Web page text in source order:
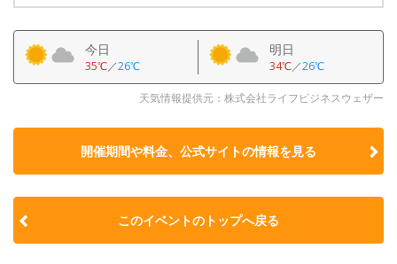
今日
35℃／26℃
明日
34℃／26℃
天気情報提供元：株式会社ライフビジネスウェザー
開催期間や料金、公式サイトの情報を見る
このイベントのトップへ戻る